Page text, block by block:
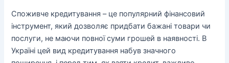
Споживче кредитування – це популярний фінансовий
інструмент, який дозволяє придбати бажані товари чи
послуги, не маючи повної суми грошей в наявності. В
Україні цей вид кредитування набув значного